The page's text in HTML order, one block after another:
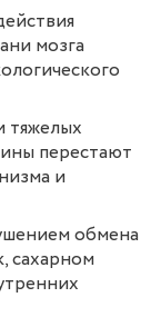
мозга
тяжелых
перестают
и
обмена
сахарном